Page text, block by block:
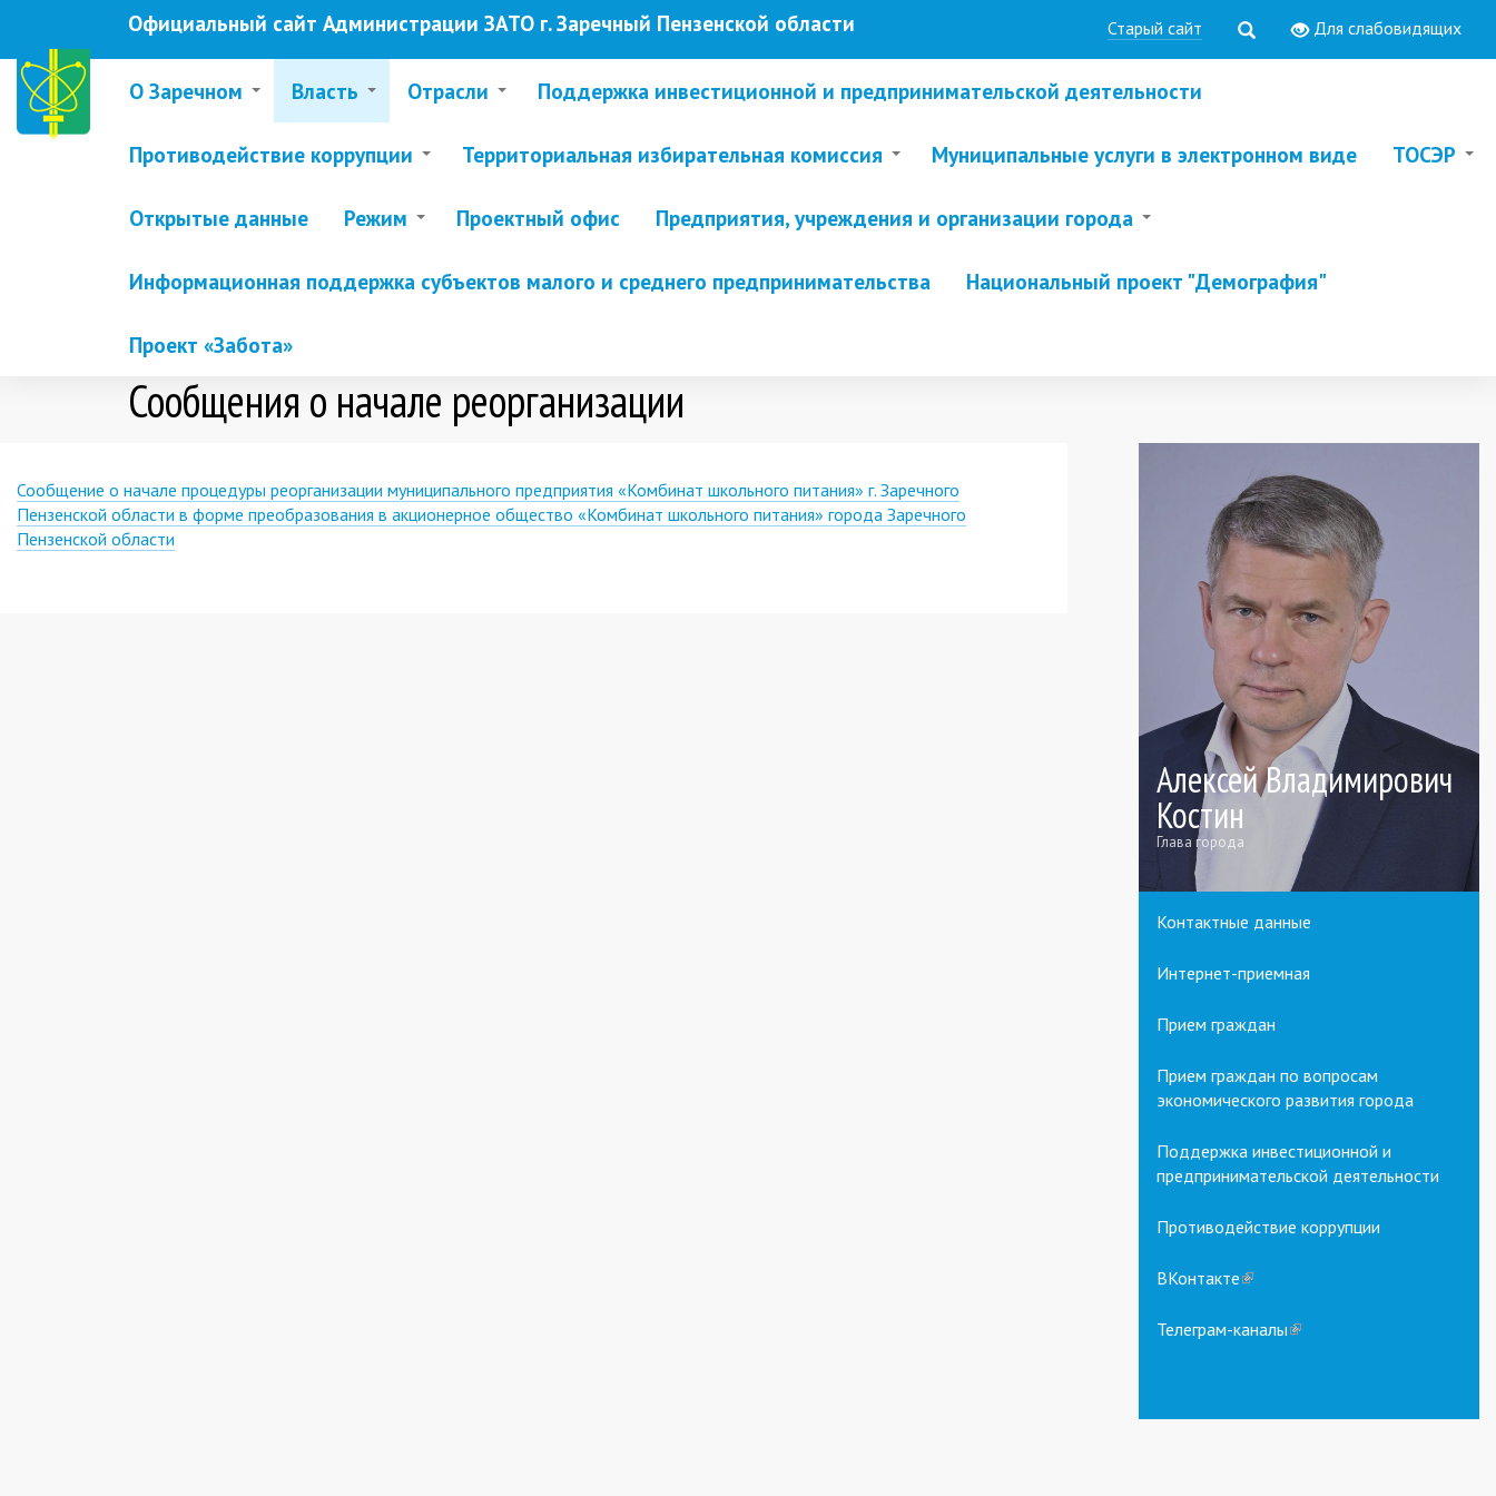
основному
содержанию
Официальный сайт Администрации ЗАТО г. Заречный Пензенской области Старый сайт Для слабовидящих
О Заречном Власть Отрасли Поддержка инвестиционной и предпринимательской деятельности
Противодействие коррупции Территориальная избирательная комиссия Муниципальные услуги в электронном виде ТОСЭР
Открытые данные Режим Проектный офис Предприятия, учреждения и организации города
Информационная поддержка субъектов малого и среднего предпринимательства Национальный проект "Демография"
Проект «Забота»
Сообщения о начале реорганизации
Сообщение о начале процедуры реорганизации муниципального предприятия «Комбинат школьного питания» г. Заречного
Пензенской области в форме преобразования в акционерное общество «Комбинат школьного питания» города Заречного
Пензенской области
Алексей Владимирович
Костин
Глава города
Контактные данные
Интернет-приемная
Прием граждан
Прием граждан по вопросам
экономического развития города
Поддержка инвестиционной и
предпринимательской деятельности
Противодействие коррупции
ВКонтакте(link
external)
Телеграм-каналы(link